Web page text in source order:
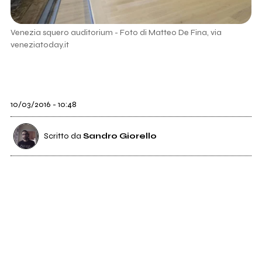
Venezia squero auditorium - Foto di Matteo De Fina, via
veneziatoday.it
10/03/2016 - 10:48
Scritto da Sandro Giorello